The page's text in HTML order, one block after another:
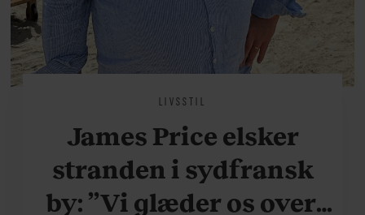
LIVSSTIL
James Price elsker
stranden i sydfransk
by: ”Vi glæder os over,